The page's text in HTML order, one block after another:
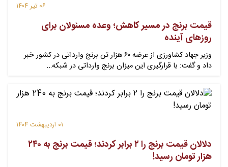
۰۶ تیر ۱۴۰۴
قیمت برنج در مسیر کاهش؛ وعده مسئولان برای
روزهای آینده
وزیر جهاد کشاورزی از عرضه ۶۰ هزار تن برنج وارداتی در کشور خبر
داد و گفت: با قرارگیری این میزان برنج وارداتی در شبکه…
۰۱ اردیبهشت ۱۴۰۴
دلالان قیمت برنج را ۲ برابر کردند؛ قیمت برنج به ۲۴۰
هزار تومان رسید!